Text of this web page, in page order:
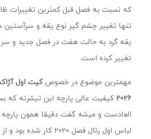
که نسبت به فصل قبل کمترین تغییرات
تنها تغییر چشم گیر نوع یقه و سرآستین
یقه گرد به حالت هفت در فصل جدید و
تغییر کرده است.
مهمترین موضوع در خصوصکیت اول
2026کیفیت عالی پارچه این تیشرته که
العادست و میشه گفت دقیقا همون
لباس اول رئال فصل 2020 کار